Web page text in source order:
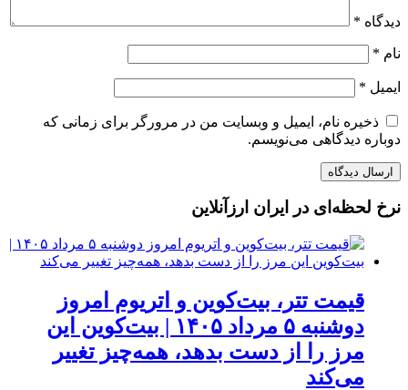
دیدگاه *
نام *
ایمیل *
ذخیره نام، ایمیل و وبسایت من در مرورگر برای زمانی که
دوباره دیدگاهی می‌نویسم.
نرخ لحظه‌ای در ایران ارزآنلاین
قیمت تتر، بیت‌کوین و اتریوم امروز
دوشنبه ۵ مرداد ۱۴۰۵ | بیت‌کوین این
مرز را از دست بدهد، همه‌چیز تغییر
می‌کند